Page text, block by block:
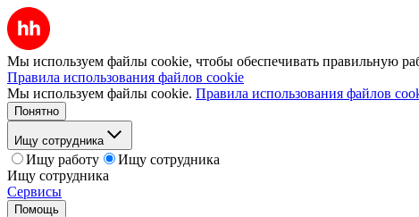
Мы используем файлы cookie, чтобы обеспечивать правильную
Правила использования файлов cookie
Мы используем файлы cookie. Правила использования файлов
Понятно
Ищу сотрудника
Ищу работу
Ищу сотрудника
Ищу сотрудника
Сервисы
Помощь